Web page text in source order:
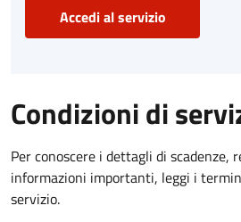
Accedi al servizio
Condizioni di
Per conoscere i dettagli di scadenze,
informazioni importanti, leggi i
servizio.